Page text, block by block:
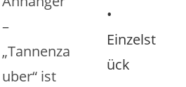
–
„Tannenza
uber“ ist